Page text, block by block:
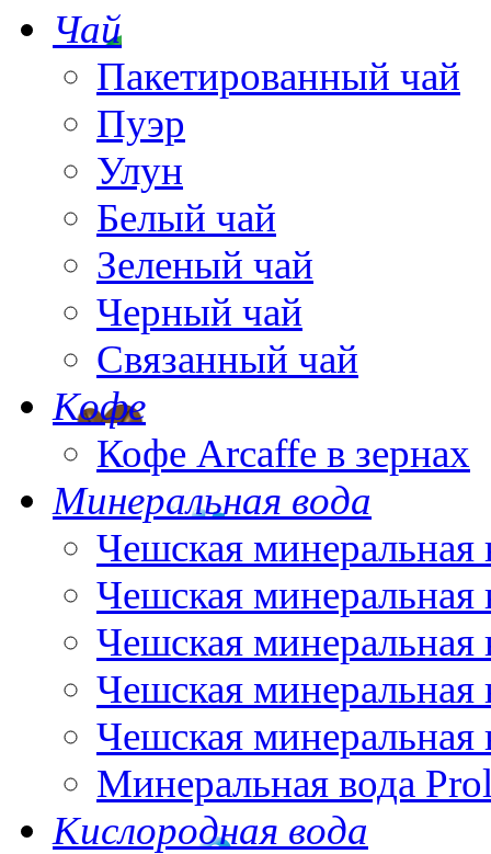
Чай
Пакетированный чай
Пуэр
Улун
Белый чай
Зеленый чай
Черный чай
Связанный чай
Кофе
Кофе Arcaffe в зернах
Минеральная вода
Чешская минеральная
Чешская минеральная
Чешская минеральная
Чешская минеральная
Чешская минеральная
Минеральная вода
Кислородная вода